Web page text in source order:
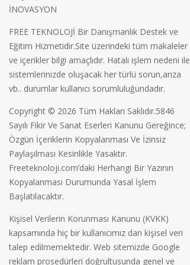
İNOVASYON
FREE TEKNOLOJİ Bir Danışmanlık Destek ve
Eğitim Hizmetidir.Site üzerindeki tüm makaleler
ve içerikler bilgi amaçlıdır. Hatalı işlem nedeni ile
sistemlerinizde oluşacak her türlü sorun,arıza
vb.. durumlar kullanıcı sorumluluğundadır.
Copyright © 2026 Tüm Hakları Saklıdır.5846
Sayılı Fikir Ve Sanat Eserleri Kanunu Gereğince;
Özgün İçeriklerin Kopyalanması Ve İzinsiz
Paylaşılması Kesinlikle Yasaktır.
Freeteknoloji.com’daki Herhangi Bir Yazının
Kopyalanması Durumunda Yasal İşlem
Başlatılacaktır.
Kişisel Verilerin Korunması Kanunu (KVKK)
kapsamında hiç bir kullanıcımız dan kişisel veri
talep edilmemektedir. Web sitemizde Google
reklam prosedürleri doğrultusunda genel ve